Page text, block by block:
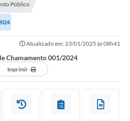
Público
Atualizado em: 23/01/2025 às 08h41
Chamamento 001/2024
Imprimir